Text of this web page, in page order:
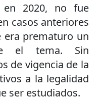
en 2020, no fue
casos anteriores
era prematuro un
el tema. Sin
de vigencia de la
a la legalidad
ser estudiados.